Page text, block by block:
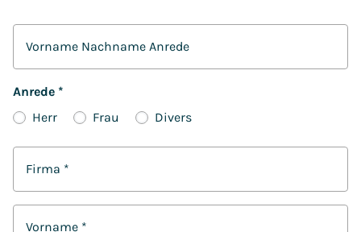
Vorname Nachname Anrede
Anrede *
Herr
Frau Divers
Firma *
Vorname *